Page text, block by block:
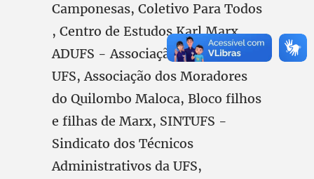
Camponesas, Coletivo Para Todos
, Centro de Estudos Karl Marx,
ADUFS - Associação Docente da
UFS, Associação dos Moradores
do Quilombo Maloca, Bloco filhos
e filhas de Marx, SINTUFS -
Sindicato dos Técnicos
Administrativos da UFS,